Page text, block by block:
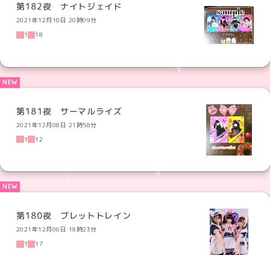
第182夜 ナイトジェイド
2021年12月10日 20時09分
1
18
第181夜 サーマルライズ
2021年12月08日 21時58分
1
12
第180夜 ブレットトレイン
2021年12月06日 18時23分
1
17